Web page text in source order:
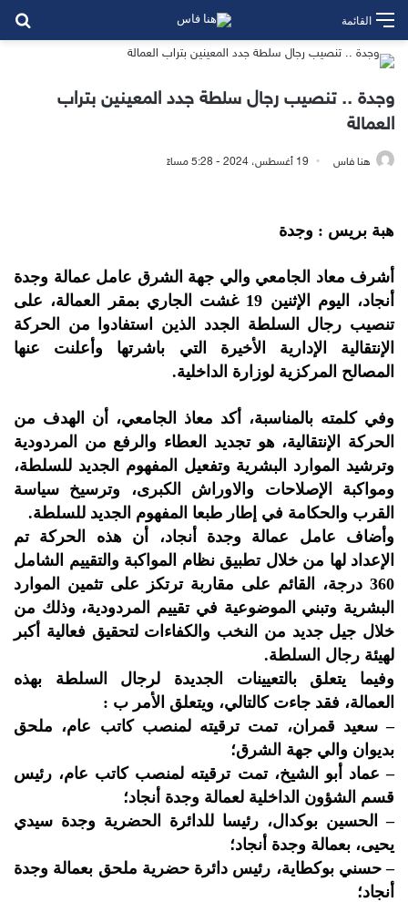
القائمة
وجدة .. تنصيب رجال سلطة جدد المعينين بتراب
العمالة
هنا فاس 19 أغسطس، 2024 - 5:28 مساءً
هبة بريس : وجدة
أشرف معاد الجامعي والي جهة الشرق عامل عمالة وجدة
أنجاد، اليوم الإثنين 19 غشت الجاري بمقر العمالة، على
تنصيب رجال السلطة الجدد الذين استفادوا من الحركة
الإنتقالية الإدارية الأخيرة التي باشرتها وأعلنت عنها
المصالح المركزية لوزارة الداخلية.
وفي كلمته بالمناسبة، أكد معاذ الجامعي، أن الهدف من
الحركة الإنتقالية، هو تجديد العطاء والرفع من المردودية
وترشيد الموارد البشرية وتفعيل المفهوم الجديد للسلطة،
ومواكبة الإصلاحات والاوراش الكبرى، وترسيخ سياسة
القرب والحكامة في إطار طبعا المفهوم الجديد للسلطة.
وأضاف عامل عمالة وجدة أنجاد، أن هذه الحركة تم
الإعداد لها من خلال تطبيق نظام المواكبة والتقييم الشامل
360 درجة، القائم على مقاربة ترتكز على تثمين الموارد
البشرية وتبني الموضوعية في تقييم المردودية، وذلك من
خلال جيل جديد من النخب والكفاءات لتحقيق فعالية أكبر
لهيئة رجال السلطة.
وفيما يتعلق بالتعيينات الجديدة لرجال السلطة بهذه
العمالة، فقد جاءت كالتالي، ويتعلق الأمر ب :
– سعيد قمران، تمت ترقيته لمنصب كاتب عام، ملحق
بديوان والي جهة الشرق؛
– عماد أبو الشيخ، تمت ترقيته لمنصب كاتب عام، رئيس
قسم الشؤون الداخلية لعمالة وجدة أنجاد؛
– الحسين بوكدال، رئيسا للدائرة الحضرية وجدة سيدي
يحيى، بعمالة وجدة أنجاد؛
– حسني بوكطاية، رئيس دائرة حضرية ملحق بعمالة وجدة
أنجاد؛